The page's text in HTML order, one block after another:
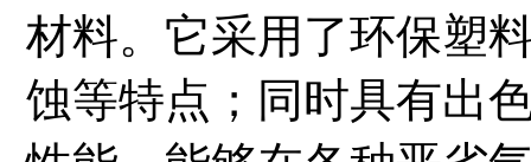
材料。它采用了环保塑
蚀等特点；同时具有出